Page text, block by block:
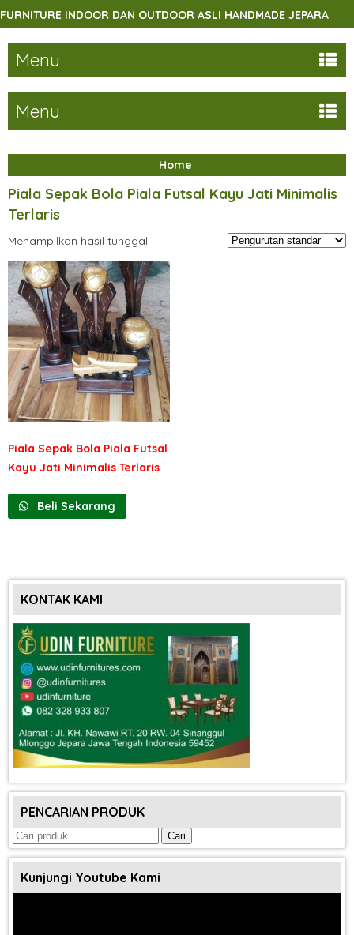
INDOOR DAN OUTDOOR ASLI HANDMADE JEPARA
Menu
Menu
Home
Piala Sepak Bola Piala Futsal Kayu Jati Minimalis
Terlaris
Menampilkan hasil tunggal
Piala Sepak Bola Piala Futsal
Kayu Jati Minimalis Terlaris
Beli Sekarang
KONTAK KAMI
PENCARIAN PRODUK
Pencarian
untuk:
Cari
Kunjungi Youtube Kami